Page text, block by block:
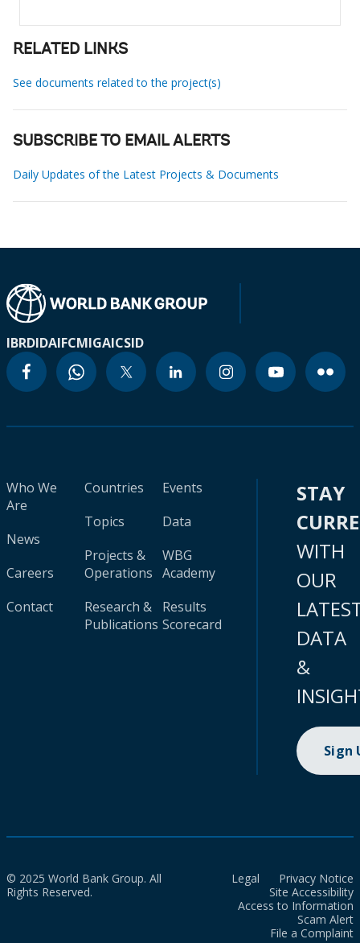
RELATED LINKS
See documents related to the project(s)
SUBSCRIBE TO EMAIL ALERTS
Daily Updates of the Latest Projects & Documents
IBRDIDAIFCMIGAICSID
Who We
Are
News
Careers
Contact
Countries
Topics
Projects &
Operations
Research &
Publications
Events
Data
WBG
Academy
Results
Scorecard
STAY
WITH
OUR
DATA
&
Sign
© 2025 World Bank Group. All
Rights Reserved.
Legal
Privacy Notice
Site Accessibility
Access to Information
Scam Alert
File a Complaint